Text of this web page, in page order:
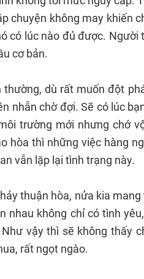
chuyện không may khiến
có lúc nào đủ được.
cơ bản.
thường, dù rất muốn đột
nhẫn chờ đợi. Sẽ có lúc
trường mới nhưng chớ
hòa thì những việc hàng
vẫn lặp lại tình trạng này.
thuận hòa, nửa kia
nhau không chỉ có tình
vậy thì sẽ không thấy
rất ngọt ngào.